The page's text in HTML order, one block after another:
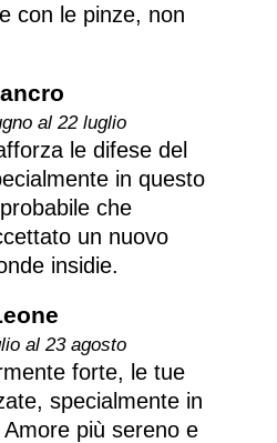
con le pinze, non
al 22 luglio
le difese del
in questo
che
un nuovo
insidie.
al 23 agosto
forte, le tue
specialmente in
più sereno e